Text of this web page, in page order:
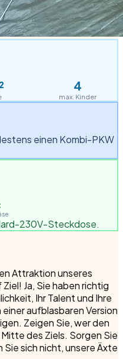
4
max. Kinder
einen Kombi-PKW
230V-Steckdose.
Attraktion unseres
Ja, Sie haben richtig
Ihr Talent und Ihre
aufblasbaren Version
Zeigen Sie, wer den
des Ziels. Sorgen Sie
Sie sich nicht, unsere Äxte